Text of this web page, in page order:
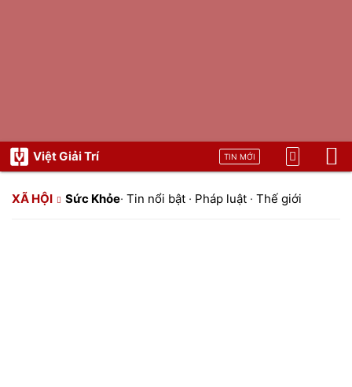
Việt Giải Trí TIN MỚI
XÃ HỘI Sức Khỏe· Tin nổi bật · Pháp luật · Thế giới